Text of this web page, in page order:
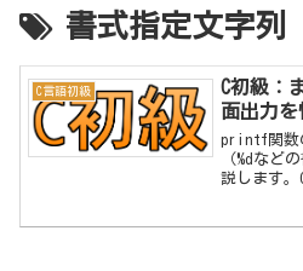
書式指定文字列
C言語初級
C初級：
面出力を
printf関数
（%dなど
説します